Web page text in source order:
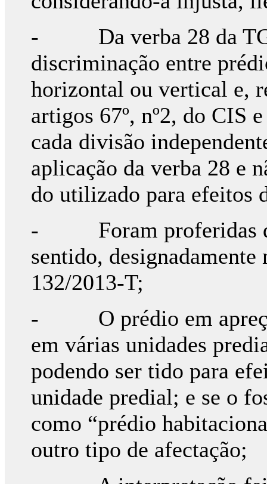
- Da verba 28 da
discriminação entre
horizontal ou vertical e,
artigos 67º, nº2, do CIS
cada divisão
aplicação da verba 28 e
do utilizado para efeitos
- Foram proferidas
sentido, designadamente
132/2013-T;
- O prédio em apreço
em várias unidades
podendo ser tido para
unidade predial; e se o
como “prédio
outro tipo de afectação;